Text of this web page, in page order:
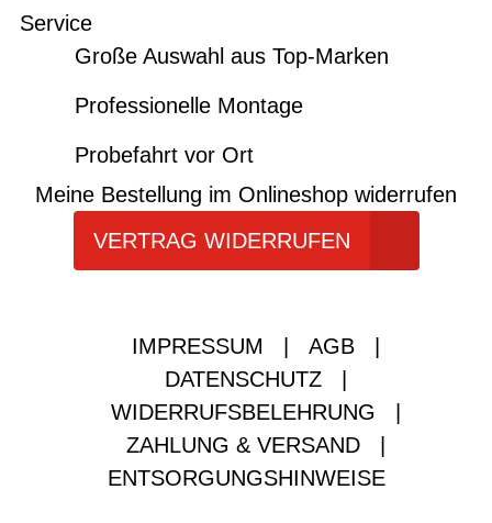
Service
Große Auswahl aus Top-Marken
Professionelle Montage
Probefahrt vor Ort
Meine Bestellung im Onlineshop widerrufen
VERTRAG WIDERRUFEN
IMPRESSUM AGB
DATENSCHUTZ
WIDERRUFSBELEHRUNG
ZAHLUNG & VERSAND
ENTSORGUNGSHINWEISE